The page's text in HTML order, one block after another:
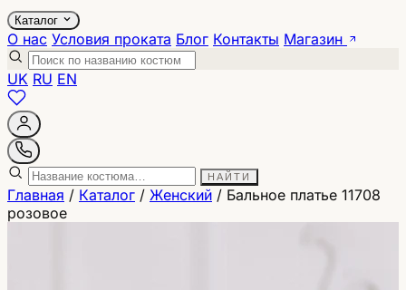
Каталог
О нас Условия проката Блог Контакты Магазин
UK RU EN
НАЙТИ
Главная / Каталог / Женский / Бальное платье 11708
розовое